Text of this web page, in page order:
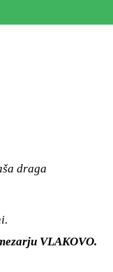
draga
VLAKOVO.